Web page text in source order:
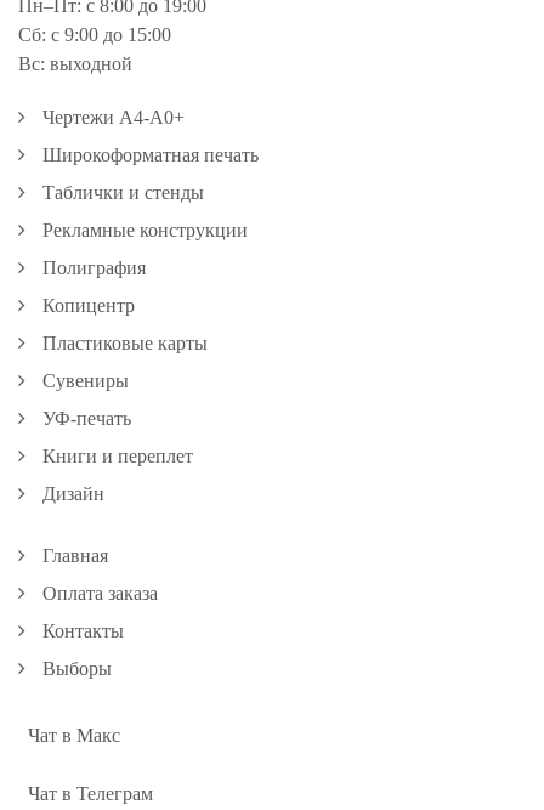
Пн–Пт: с 8:00 до 19:00
Сб: с 9:00 до 15:00
Вс: выходной
Чертежи А4-А0+
Широкоформатная печать
Таблички и стенды
Рекламные конструкции
Полиграфия
Копицентр
Пластиковые карты
Сувениры
УФ-печать
Книги и переплет
Дизайн
Главная
Оплата заказа
Контакты
Выборы
Чат в Макс
Чат в Телеграм